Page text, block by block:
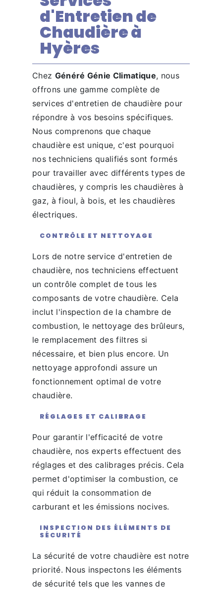
d'Entretien de
Chaudière à
Hyères
Chez Généré Génie Climatique, nous
offrons une gamme complète de
services d'entretien de chaudière pour
répondre à vos besoins spécifiques.
Nous comprenons que chaque
chaudière est unique, c'est pourquoi
nos techniciens qualifiés sont formés
pour travailler avec différents types de
chaudières, y compris les chaudières à
gaz, à fioul, à bois, et les chaudières
électriques.
CONTRÔLE ET NETTOYAGE
Lors de notre service d'entretien de
chaudière, nos techniciens effectuent
un contrôle complet de tous les
composants de votre chaudière. Cela
inclut l'inspection de la chambre de
combustion, le nettoyage des brûleurs,
le remplacement des filtres si
nécessaire, et bien plus encore. Un
nettoyage approfondi assure un
fonctionnement optimal de votre
chaudière.
RÉGLAGES ET CALIBRAGE
Pour garantir l'efficacité de votre
chaudière, nos experts effectuent des
réglages et des calibrages précis. Cela
permet d'optimiser la combustion, ce
qui réduit la consommation de
carburant et les émissions nocives.
INSPECTION DES ÉLÉMENTS DE
SÉCURITÉ
La sécurité de votre chaudière est notre
priorité. Nous inspectons les éléments
de sécurité tels que les vannes de